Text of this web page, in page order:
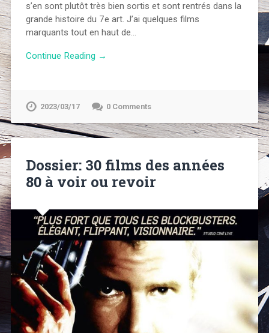
s’en sont plutôt très bien sortis et sont rentrés dans la
grande histoire du 7e art. J’ai quelques films
marquants tout en haut de…
Continue Reading →
2023/03/17 0 Comments
Dossier: 30 films des années
80 à voir ou revoir